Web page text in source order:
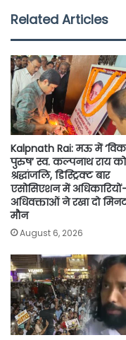
e
o
o
k
t
e
r
t
A
p
p
Related Articles
Kalpnath Rai: मऊ में
पुरुष’ स्व. कल्पनाथ राय को
श्रद्धांजलि, डिस्ट्रिक्ट बार
एसोसिएशन में
अधिवक्ताओं ने रखा दो
मौन
August 6, 2026